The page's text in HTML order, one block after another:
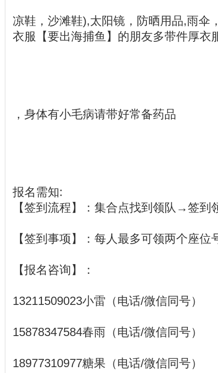
凉鞋，沙滩鞋),太阳镜，防晒用品,雨伞
衣服【要出海捕鱼】的朋友多带件厚衣
，身体有小毛病请带好常备药品
报名需知:
【签到流程】：集合点找到领队→签
【签到事项】：每人最多可领两个座位
【报名咨询】：
13211509023小雷（电话/微信同号）
15878347584春雨（电话/微信同号）
18977310977糖果（电话/微信同号）